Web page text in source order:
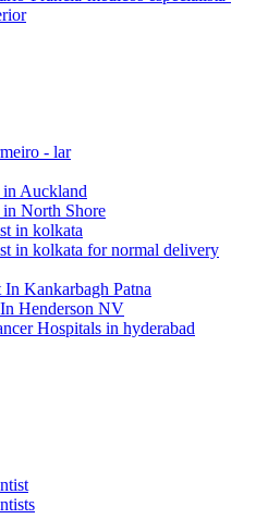
- lar
in Auckland
in North Shore
in kolkata
in kolkata for normal delivery
In Kankarbagh Patna
Henderson NV
Hospitals in hyderabad